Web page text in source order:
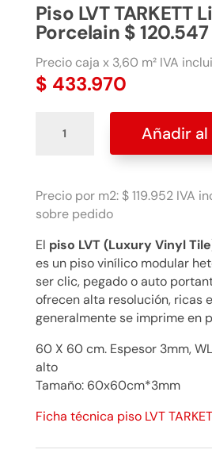
Piso LVT TARKETT
Porcelain $ 120.547
Precio caja x 3,60 m² IVA
$ 433.970
Porcelain
$
cantidad
Añadir
Precio por m2: $ 119.952 IVA
sobre pedido
El piso LVT (Luxury Vinyl
es un piso vinílico modular
ser clic, pegado o auto
ofrecen alta resolución, ricas
generalmente se imprime en
60 X 60 cm. Espesor 3mm,
alto
Tamaño: 60x60cm*3mm
Ficha técnica piso LVT